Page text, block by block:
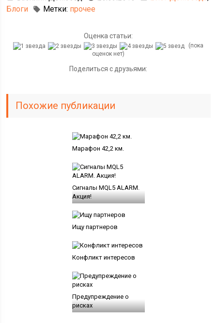
Блоги
Метки: прочее
Оценка статьи:
(пока
оценок нет)
Поделиться с друзьями:
Похожие публикации
Марафон 42,2 км.
Сигналы MQL5 ALARM.
Акция!
Ищу партнеров
Конфликт интересов
Предупреждение о
рисках